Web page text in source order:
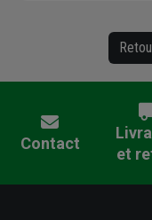
Contact
et